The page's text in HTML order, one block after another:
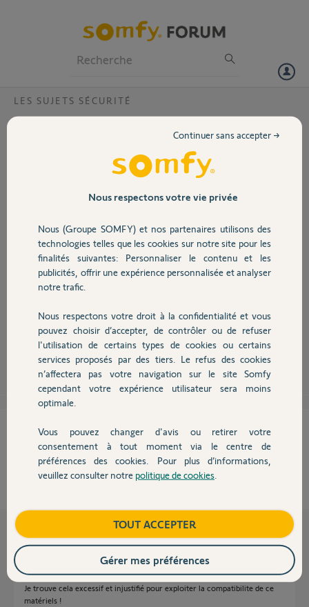
Volet
Sécurité
Domotique
Chauffage
Autres produits
Devis avec un pro
Contact
LES SUJETS SÉCURITÉ
Connecter alarme veinure avec Tahoma
Comment connecter mon kit alarme Verisure à ma box TaHoma ?
il y a plus de 8 ans
supplément à votre abonnement.
il y a plus de 8 ans
Cette réponse vous a-t-elle aidé ?
NON OUI
Les autres réponses
En effet, 5€/mois de plus!
Je trouve cela excessif et injustifié pour exploiter la compatibilite de ce
matériels !
Nous respectons votre vie privée
Nous (Groupe SOMFY) et nos partenaires utilisons des
technologies telles que les cookies sur notre site pour les
finalités suivantes: Personnaliser le contenu et les
publicités, offrir une expérience personnalisée et analyser
notre trafic.
Nous respectons votre droit à la confidentialité et vous
pouvez choisir d’accepter, de contrôler ou de refuser
l'utilisation de certains types de cookies ou certains
services proposés par des tiers. Le refus des cookies
n’affectera pas votre navigation sur le site Somfy
cependant votre expérience utilisateur sera moins
optimale.
Vous pouvez changer d'avis ou retirer votre
consentement à tout moment via le centre de
préférences des cookies. Pour plus d’informations,
veuillez consulter notre politique de cookies
Continuer sans accepter →
TOUT ACCEPTER
Gérer mes préférences